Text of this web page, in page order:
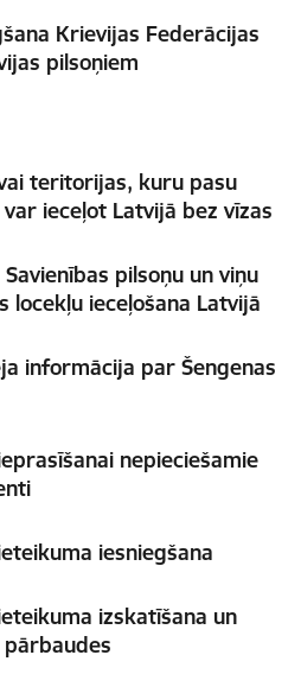
Krievijas Federācijas
pilsoņiem
teritorijas, kuru pasu
ieceļot Latvijā bez vīzas
pilsoņu un viņu
locekļu ieceļošana Latvijā
informācija par Šengenas
nepieciešamie
iesniegšana
izskatīšana un